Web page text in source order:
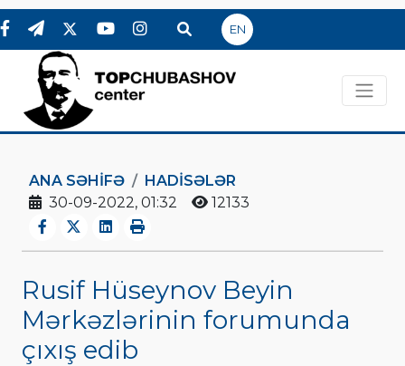
EN
ANA SƏHIFƏ
HADİSƏLƏR
30-09-2022, 01:32
12133
Rusif Hüseynov Beyin
Mərkəzlərinin forumunda
çıxış edib